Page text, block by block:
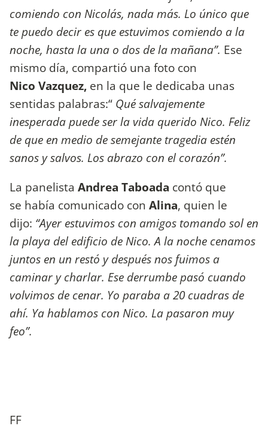
comiendo con Nicolás, nada más. Lo único que
te puedo decir es que estuvimos comiendo a la
noche, hasta la una o dos de la mañana”. Ese
mismo día, compartió una foto con
Nico Vazquez, en la que le dedicaba unas
sentidas palabras:“ Qué salvajemente
inesperada puede ser la vida querido Nico. Feliz
de que en medio de semejante tragedia estén
sanos y salvos. Los abrazo con el corazón”.
La panelista Andrea Taboada contó que
se había comunicado con Alina, quien le
dijo: “Ayer estuvimos con amigos tomando sol en
la playa del edificio de Nico. A la noche cenamos
juntos en un restó y después nos fuimos a
caminar y charlar. Ese derrumbe pasó cuando
volvimos de cenar. Yo paraba a 20 cuadras de
ahí. Ya hablamos con Nico. La pasaron muy
feo”.
FF